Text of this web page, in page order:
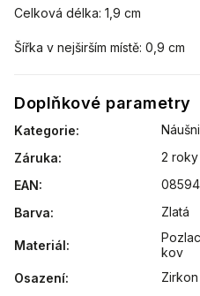
Celková délka: 1,9 cm
Šířka v nejširším místě: 0,9 cm
Doplňkové parametry
Kategorie:
Záruka:
2 roky
EAN:
Barva: Zlatá
Materiál:
kov
Osazení:
Zirkon